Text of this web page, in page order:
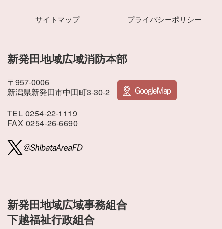
サイトマップ プライバシーポリシー
新発田地域広域消防本部
〒957-0006
新潟県新発田市中田町3-30-2
TEL 0254-22-1119
FAX 0254-26-6690
新発田地域広域事務組合
下越福祉行政組合